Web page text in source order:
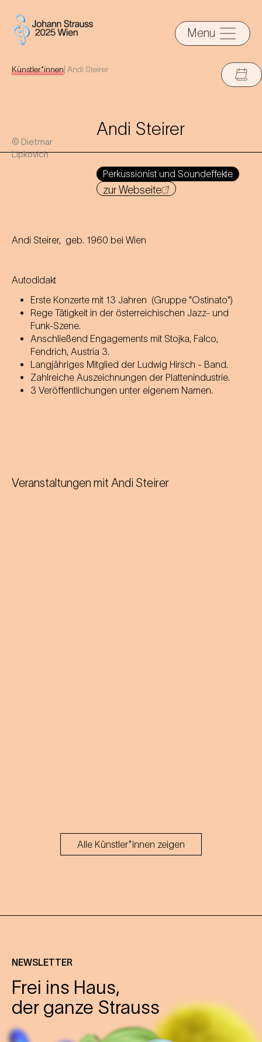
Menu
Künstler*innen Andi Steirer
© Dietmar
Lipkovich
Andi Steirer
Perkussionist und Soundeffekte
zur Webseite
Andi Steirer, geb. 1960 bei Wien
Autodidakt
Erste Konzerte mit 13 Jahren (Gruppe "Ostinato")
Rege Tätigkeit in der österreichischen Jazz- und
Funk-Szene.
Anschließend Engagements mit Stojka, Falco,
Fendrich, Austria 3.
Langjähriges Mitglied der Ludwig Hirsch - Band.
Zahlreiche Auszeichnungen der Plattenindustrie.
3 Veröffentlichungen unter eigenem Namen.
Veranstaltungen mit Andi Steirer
Alle Künstler*innen zeigen
NEWSLETTER
Frei ins Haus,
der ganze Strauss